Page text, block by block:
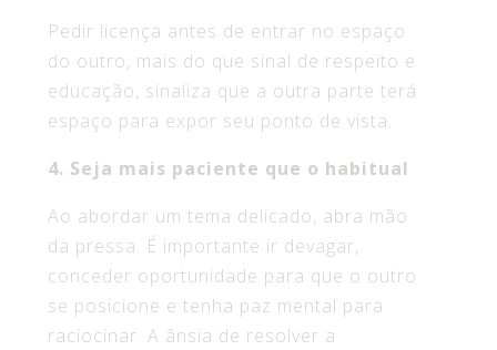
Pedir licença antes de entrar no espaço
do outro, mais do que sinal de respeito e
educação, sinaliza que a outra parte terá
espaço para expor seu ponto de vista.
4. Seja mais paciente que o habitual
Ao abordar um tema delicado, abra mão
da pressa. É importante ir devagar,
conceder oportunidade para que o outro
se posicione e tenha paz mental para
raciocinar. A ânsia de resolver a